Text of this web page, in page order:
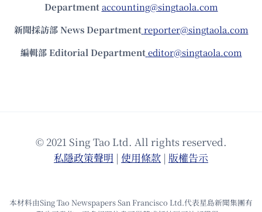
Department accounting@singtaola.com
新聞採訪部 News Department reporter@singtaola.com
編輯部 Editorial Department editor@singtaola.com
© 2021 Sing Tao Ltd. All rights reserved.
私隱政策聲明 | 使⽤條款 | 版權告⽰
本材料由Sing Tao Newspapers San Francisco Ltd.代表星島新聞集團有